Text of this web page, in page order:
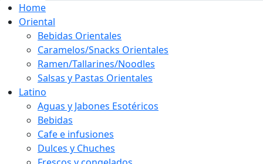
Home
Oriental
Bebidas Orientales
Caramelos/Snacks Orientales
Ramen/Tallarines/Noodles
Salsas y Pastas Orientales
Latino
Aguas y Jabones Esotéricos
Bebidas
Cafe e infusiones
Dulces y Chuches